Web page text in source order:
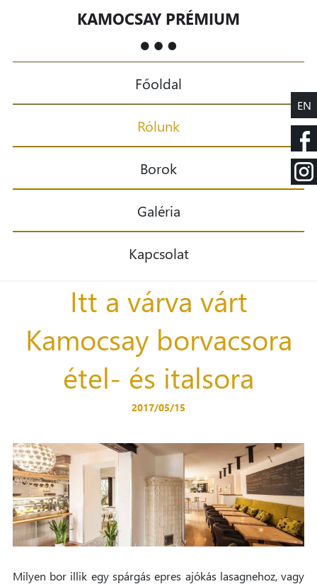
EN
KAMOCSAY PRÉMIUM
Főoldal
Rólunk
Borok
Galéria
Kapcsolat
Itt a várva várt
Kamocsay borvacsora
étel- és italsora
2017/05/15
Milyen bor illik egy spárgás epres ajókás lasagnehoz, vagy